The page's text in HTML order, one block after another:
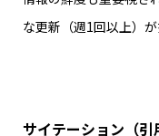
な更新（週1回以上）が
サイテーション（